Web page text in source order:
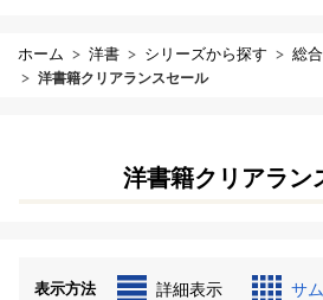
ホーム 洋書 シリーズから探す 総
洋書籍クリアランスセール
洋書籍クリアラン
表示方法 詳細表示 サ